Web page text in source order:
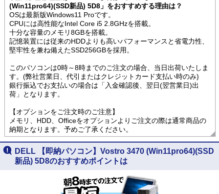
(Win11pro64)(SSD新品) 5D8」をおすすめする理由は？
OSは最新版Windows11 Proです。
CPUには高性能なIntel Core i5 2.8GHzを搭載。
十分な容量のメモリ8GBを搭載。
記憶装置には従来のHDDよりも高いパフォーマンスと省電力性、
堅牢性を兼ね備えたSSD256GBを採用。
このパソコンは0時～8時までのご注文の場合、当日出荷いたしま
す。(弊社営業日、代引またはクレジットカード支払い時のみ)
銀行振込でお支払いの場合は「入金確認後、翌日(翌営業日)出
荷」となります。
【オプションをご注文時のご注意】
メモリ、HDD、Officeをオプションよりご注文の際は通常商品の
納期となります。予めご了承ください。
DELL 【即納パソコン】Vostro 3470 (Win11pro64)(SSD
新品) 5D8のおすすめポイントは